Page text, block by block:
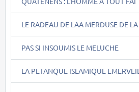
LE RADEAU DE LAA MERDUSE DE LA
PAS SI INSOUMIS LE MELUCHE
LA PETANQUE ISLAMIQUE EMERVEIL